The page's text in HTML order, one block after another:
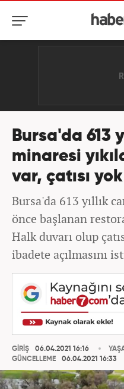
Bursa'da 613
minaresi
var, çatısı yok
Bursa'da 613 yıllık
önce başlanan
Halk duvarı olup
ibadete açılmasını
GİRİŞ
06.04.2021 16:16
GÜNCELLEME
06.04.2021 16:33